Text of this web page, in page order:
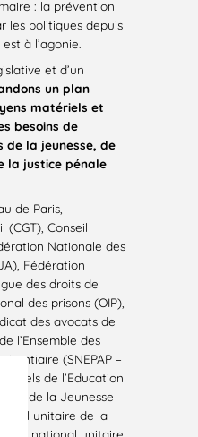
: la prévention
les politiques depuis
à l’agonie.
et d’un
un plan
matériels et
besoins de
de la jeunesse, de
la justice pénale
de Paris,
Conseil
Nationale des
Fédération
des droits de
des prisons (OIP),
des avocats de
l’Ensemble des
(SNEPAP –
de l’Education
de la Jeunesse
unitaire de la